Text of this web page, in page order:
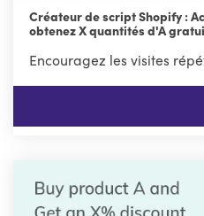
Créateur de script Shopify :
obtenez X quantités d'A
Encouragez les visites